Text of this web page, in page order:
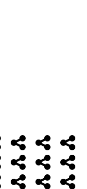
Alimentazione
AmbienteBambini
Cancro ControlloEconomia
FarmaciMassoneriaNWO